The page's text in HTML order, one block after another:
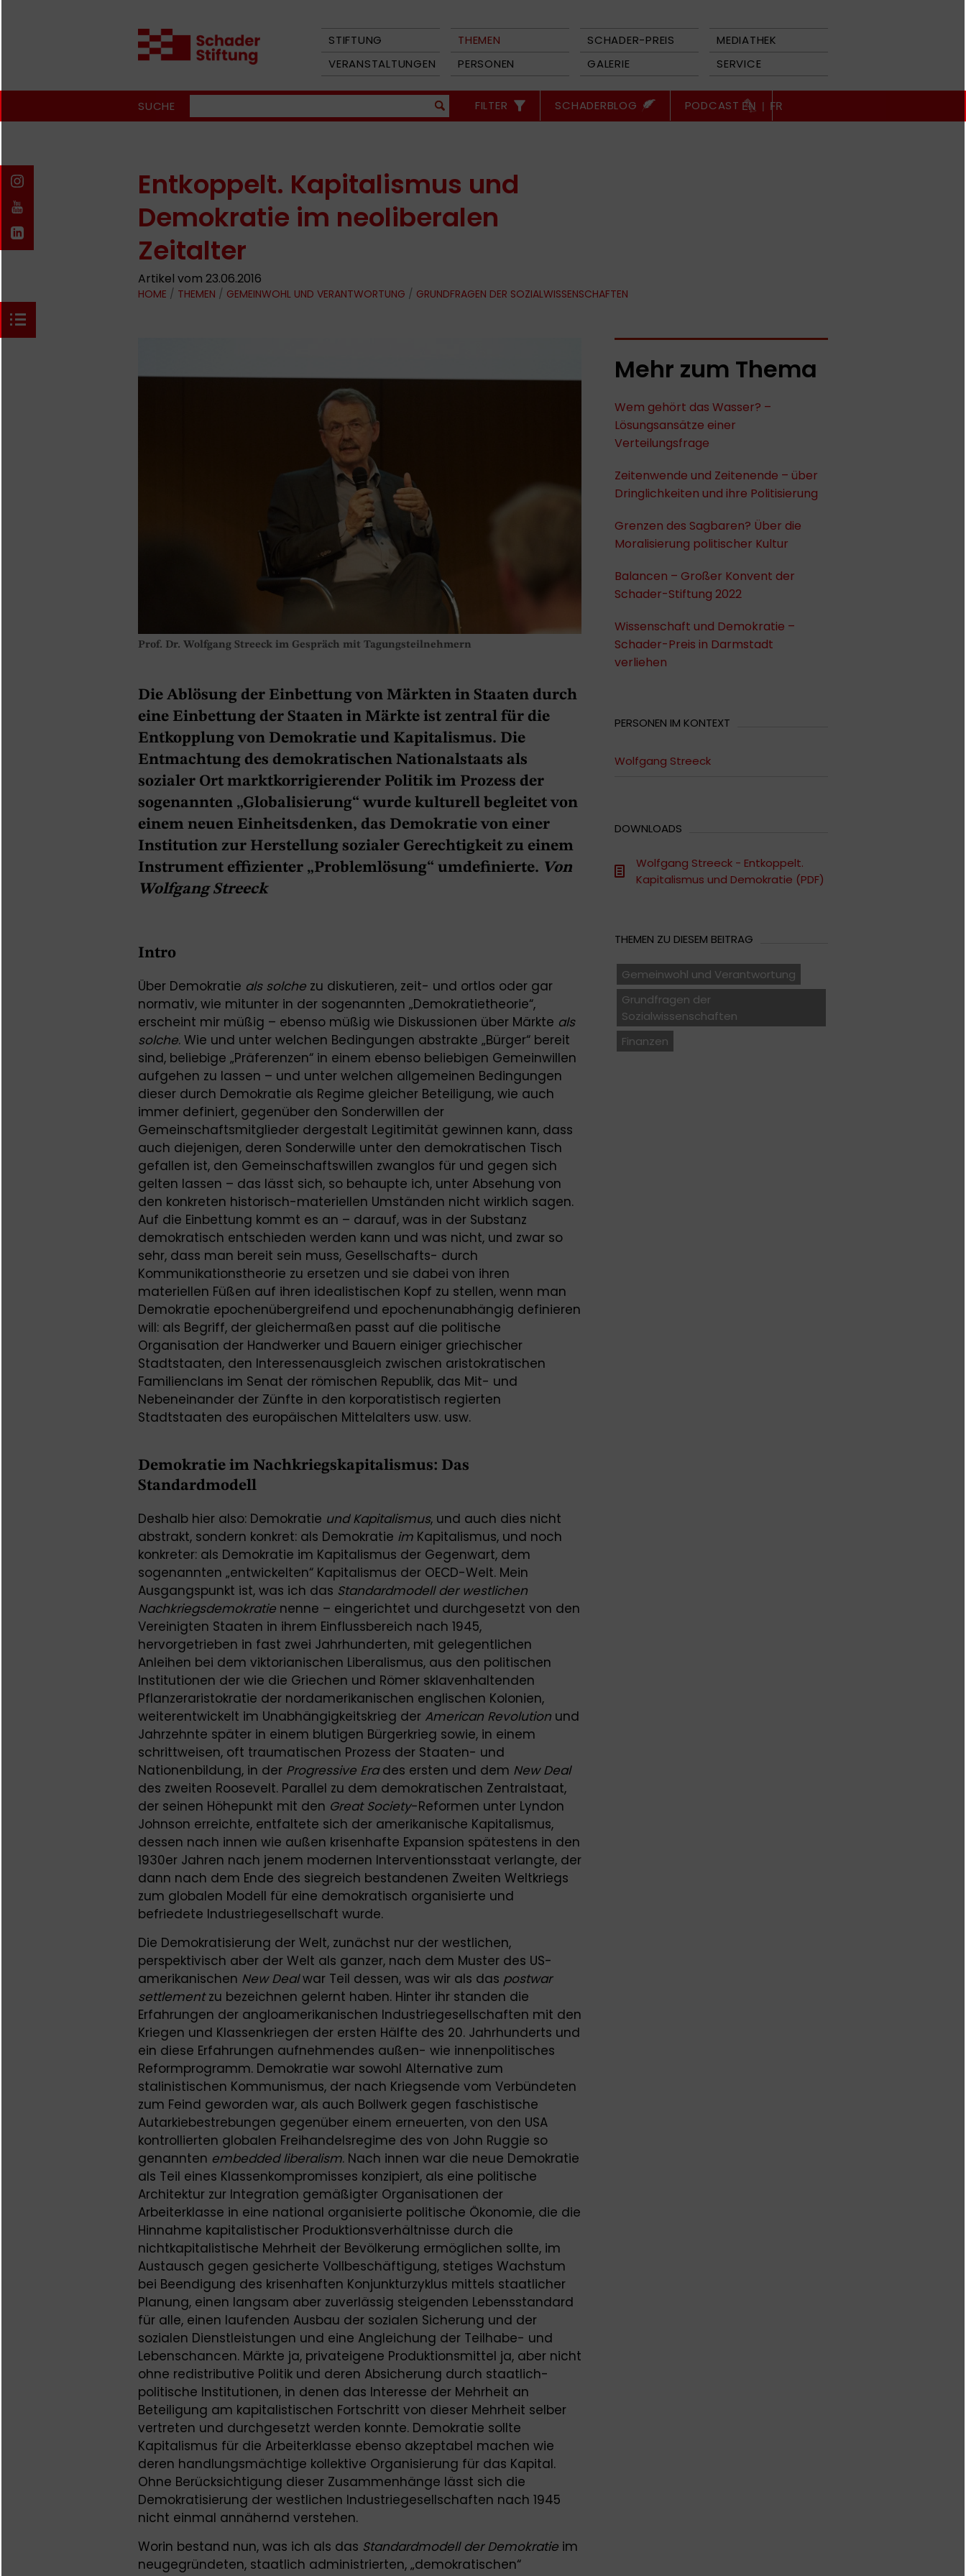
STIFTUNG THEMEN SCHADER-PREIS
MEDIATHEK
VERANSTALTUNGEN
PERSONEN GALERIE SERVICE
SUCHE FILTER SCHADERBLOG PODCAST EN | FR
Entkoppelt. Kapitalismus und
Demokratie im neoliberalen
Zeitalter
Artikel vom 23.06.2016
HOME / THEMEN / GEMEINWOHL UND VERANTWORTUNG / GRUNDFRAGEN DER SOZIALWISSENSCHAFTEN
Prof. Dr. Wolfgang Streeck im Gespräch mit Tagungsteilnehmern
Die Ablösung der Einbettung von Märkten in Staaten durch
eine Einbettung der Staaten in Märkte ist zentral für die
Entkopplung von Demokratie und Kapitalismus. Die
Entmachtung des demokratischen Nationalstaats als
sozialer Ort marktkorrigierender Politik im Prozess der
sogenannten „Globalisierung“ wurde kulturell begleitet von
einem neuen Einheitsdenken, das Demokratie von einer
Institution zur Herstellung sozialer Gerechtigkeit zu einem
Instrument effizienter „Problemlösung“ umdefinierte. Von
Wolfgang Streeck
Intro
Über Demokratie als solche zu diskutieren, zeit- und ortlos oder gar
normativ, wie mitunter in der sogenannten „Demokratietheorie“,
erscheint mir müßig – ebenso müßig wie Diskussionen über Märkte als
solche. Wie und unter welchen Bedingungen abstrakte „Bürger“ bereit
sind, beliebige „Präferenzen“ in einem ebenso beliebigen Gemeinwillen
aufgehen zu lassen – und unter welchen allgemeinen Bedingungen
dieser durch Demokratie als Regime gleicher Beteiligung, wie auch
immer definiert, gegenüber den Sonderwillen der
Gemeinschaftsmitglieder dergestalt Legitimität gewinnen kann, dass
auch diejenigen, deren Sonderwille unter den demokratischen Tisch
gefallen ist, den Gemeinschaftswillen zwanglos für und gegen sich
gelten lassen – das lässt sich, so behaupte ich, unter Absehung von
den konkreten historisch-materiellen Umständen nicht wirklich sagen.
Auf die Einbettung kommt es an – darauf, was in der Substanz
demokratisch entschieden werden kann und was nicht, und zwar so
sehr, dass man bereit sein muss, Gesellschafts- durch
Kommunikationstheorie zu ersetzen und sie dabei von ihren
materiellen Füßen auf ihren idealistischen Kopf zu stellen, wenn man
Demokratie epochenübergreifend und epochenunabhängig definieren
will: als Begriff, der gleichermaßen passt auf die politische
Organisation der Handwerker und Bauern einiger griechischer
Stadtstaaten, den Interessenausgleich zwischen aristokratischen
Familienclans im Senat der römischen Republik, das Mit- und
Nebeneinander der Zünfte in den korporatistisch regierten
Stadtstaaten des europäischen Mittelalters usw. usw.
Demokratie im Nachkriegskapitalismus: Das
Standardmodell
Deshalb hier also: Demokratie und Kapitalismus, und auch dies nicht
abstrakt, sondern konkret: als Demokratie im Kapitalismus, und noch
konkreter: als Demokratie im Kapitalismus der Gegenwart, dem
sogenannten „entwickelten“ Kapitalismus der OECD-Welt. Mein
Ausgangspunkt ist, was ich das Standardmodell der westlichen
Nachkriegsdemokratie nenne – eingerichtet und durchgesetzt von den
Vereinigten Staaten in ihrem Einflussbereich nach 1945,
hervorgetrieben in fast zwei Jahrhunderten, mit gelegentlichen
Anleihen bei dem viktorianischen Liberalismus, aus den politischen
Institutionen der wie die Griechen und Römer sklavenhaltenden
Pflanzeraristokratie der nordamerikanischen englischen Kolonien,
weiterentwickelt im Unabhängigkeitskrieg der American Revolution und
Jahrzehnte später in einem blutigen Bürgerkrieg sowie, in einem
schrittweisen, oft traumatischen Prozess der Staaten- und
Nationenbildung, in der Progressive Erades ersten und dem New Deal
des zweiten Roosevelt. Parallel zu dem demokratischen Zentralstaat,
der seinen Höhepunkt mit den Great Society-Reformen unter Lyndon
Johnson erreichte, entfaltete sich der amerikanische Kapitalismus,
dessen nach innen wie außen krisenhafte Expansion spätestens in den
1930er Jahren nach jenem modernen Interventionsstaat verlangte, der
dann nach dem Ende des siegreich bestandenen Zweiten Weltkriegs
zum globalen Modell für eine demokratisch organisierte und
befriedete Industriegesellschaft wurde.
Die Demokratisierung der Welt, zunächst nur der westlichen,
perspektivisch aber der Welt als ganzer, nach dem Muster des US-
amerikanischen New Dealwar Teil dessen, was wir als das postwar
settlementzu bezeichnen gelernt haben. Hinter ihr standen die
Erfahrungen der angloamerikanischen Industriegesellschaften mit den
Kriegen und Klassenkriegen der ersten Hälfte des 20. Jahrhunderts und
ein diese Erfahrungen aufnehmendes außen- wie innenpolitisches
Reformprogramm. Demokratie war sowohl Alternative zum
stalinistischen Kommunismus, der nach Kriegsende vom Verbündeten
zum Feind geworden war, als auch Bollwerk gegen faschistische
Autarkiebestrebungen gegenüber einem erneuerten, von den USA
kontrollierten globalen Freihandelsregime des von John Ruggie so
genannten embedded liberalism. Nach innen war die neue Demokratie
als Teil eines Klassenkompromisses konzipiert, als eine politische
Architektur zur Integration gemäßigter Organisationen der
Arbeiterklasse in eine national organisierte politische Ökonomie, die die
Hinnahme kapitalistischer Produktionsverhältnisse durch die
nichtkapitalistische Mehrheit der Bevölkerung ermöglichen sollte, im
Austausch gegen gesicherte Vollbeschäftigung, stetiges Wachstum
bei Beendigung des krisenhaften Konjunkturzyklus mittels staatlicher
Planung, einen langsam aber zuverlässig steigenden Lebensstandard
für alle, einen laufenden Ausbau der sozialen Sicherung und der
sozialen Dienstleistungen und eine Angleichung der Teilhabe- und
Lebenschancen. Märkte ja, privateigene Produktionsmittel ja, aber nicht
ohne redistributive Politik und deren Absicherung durch staatlich-
politische Institutionen, in denen das Interesse der Mehrheit an
Beteiligung am kapitalistischen Fortschritt von dieser Mehrheit selber
vertreten und durchgesetzt werden konnte. Demokratie sollte
Kapitalismus für die Arbeiterklasse ebenso akzeptabel machen wie
deren handlungsmächtige kollektive Organisierung für das Kapital.
Ohne Berücksichtigung dieser Zusammenhänge lässt sich die
Demokratisierung der westlichen Industriegesellschaften nach 1945
nicht einmal annähernd verstehen.
Worin bestand nun, was ich als das Standardmodell der Demokratie im
neugegründeten, staatlich administrierten, „demokratischen“
Mehr zum Thema
Wem gehört das Wasser? –
Lösungsansätze einer
Verteilungsfrage
Zeitenwende und Zeitenende – über
Dringlichkeiten und ihre Politisierung
Grenzen des Sagbaren? Über die
Moralisierung politischer Kultur
Balancen – Großer Konvent der
Schader-Stiftung 2022
Wissenschaft und Demokratie –
Schader-Preis in Darmstadt
verliehen
PERSONEN IM KONTEXT
Wolfgang Streeck
DOWNLOADS
Wolfgang Streeck - Entkoppelt.
Kapitalismus und Demokratie (PDF)
THEMEN ZU DIESEM BEITRAG
Gemeinwohl und Verantwortung
Grundfragen der
Sozialwissenschaften
Finanzen